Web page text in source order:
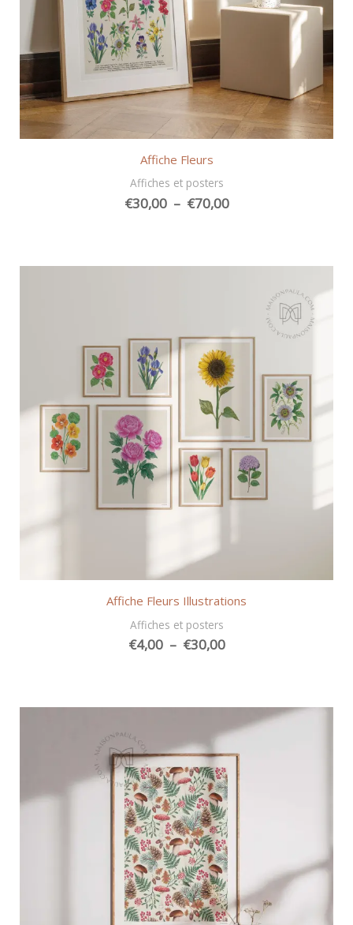
Affiche Fleurs
Affiches et posters
€30,00 – €70,00Plage
à
Affiche Fleurs Illustrations
Affiches et posters
€4,00 – €30,00Plage
à
€30,00